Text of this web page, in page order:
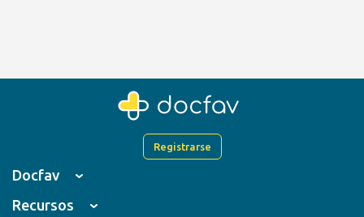
Registrarse
Docfav
Recursos